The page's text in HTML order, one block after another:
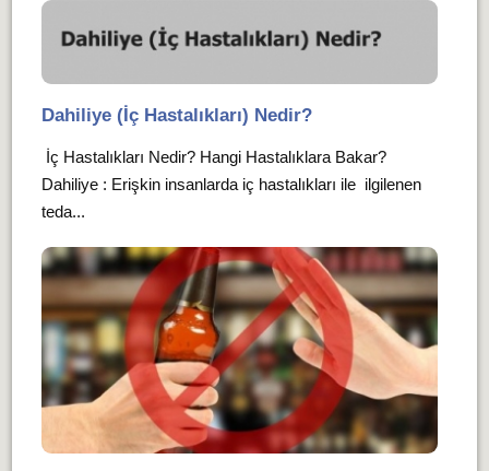
Dahiliye (İç Hastalıkları) Nedir?
İç Hastalıkları Nedir? Hangi Hastalıklara Bakar?
Dahiliye : Erişkin insanlarda iç hastalıkları ile ilgilenen
teda...